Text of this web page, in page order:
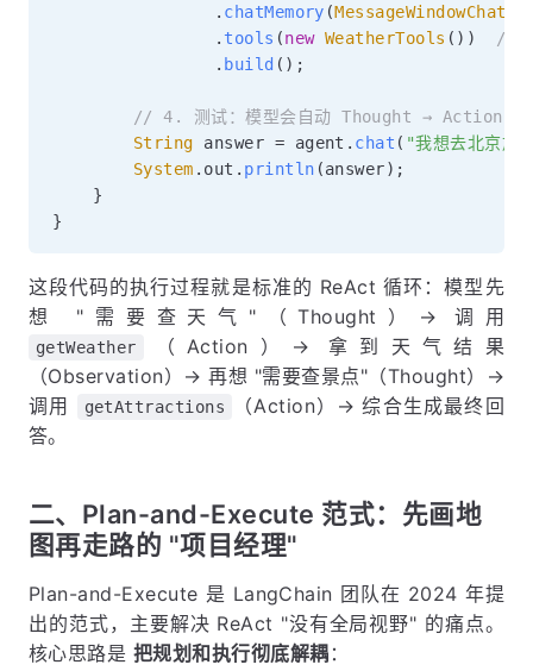
. chatMemory (
. tools (new WeatherTools ( ) )
//
. build ( ) ;
// 4. 测试：模型会自动 Thought → Action →
String answer = agent . chat ( "我想去北京旅
System . out . println (answer) ;
}
}
这段代码的执行过程就是标准的 ReAct 循环：模型先
想 "需要查天气"（Thought）→ 调用
getWeather
（Action）→ 拿到天气结果
（Observation）→ 再想 "需要查景点"（Thought）→
调用
getAttractions
（Action）→ 综合生成最终回
答。
二、Plan-and-Execute 范式：先画地
图再走路的 "项目经理"
Plan-and-Execute 是 LangChain 团队在 2024 年提
出的范式，主要解决 ReAct "没有全局视野" 的痛点。
核心思路是 把规划和执行彻底解耦 ：